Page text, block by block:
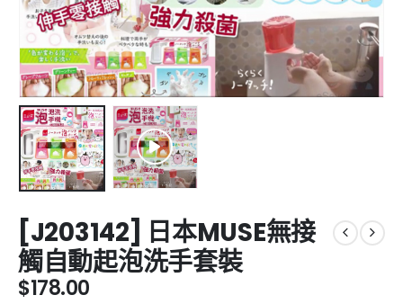
[J203142] 日本MUSE無接
觸自動起泡洗手套裝
$178.00